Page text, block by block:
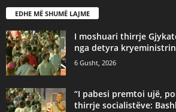
EDHE MË SHUMË LAJME
I moshuari thirrje
nga detyra kryeministrin
6 Gusht, 2026
“I pabesi premtoi ujë,
thirrje socialistëve: